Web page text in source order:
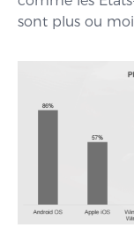
sont plus ou